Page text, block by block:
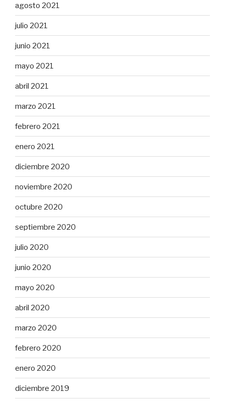
agosto 2021
julio 2021
junio 2021
mayo 2021
abril 2021
marzo 2021
febrero 2021
enero 2021
diciembre 2020
noviembre 2020
octubre 2020
septiembre 2020
julio 2020
junio 2020
mayo 2020
abril 2020
marzo 2020
febrero 2020
enero 2020
diciembre 2019